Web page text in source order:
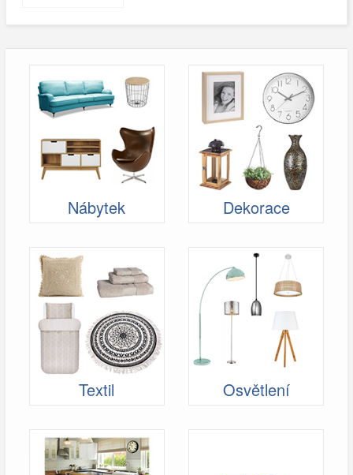
Nábytek Dekorace
Textil Osvětlení